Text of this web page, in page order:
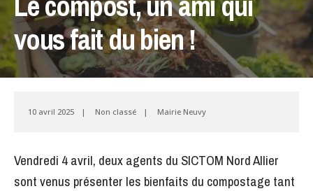
vous fait du bien !
10 avril 2025 | Non classé | Mairie Neuvy
Vendredi 4 avril, deux agents du SICTOM Nord Allier
sont venus présenter les bienfaits du compostage tant